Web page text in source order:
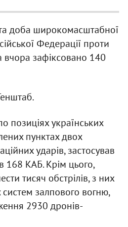
доба широкомасштабної
Федерації проти
вчора зафіксовано 140
позиціях українських
пунктах двох
ударів, застосував
168 КАБ. Крім цього,
тисяч обстрілів, з них
залпового вогню,
2930 дронів-